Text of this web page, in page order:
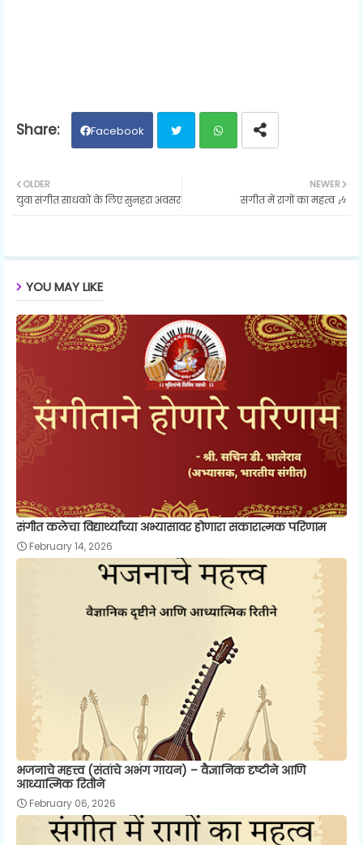
Facebook
ter
NEWER
संगीत में रागों का महत्व 🎶
OLDER
युवा संगीत साधकों के लिए सुनहरा अवसर
YOU MAY LIKE
संगीत कलेचा विद्यार्थ्यांच्या अभ्यासावर होणारा सकारात्मक परिणाम
February 14, 2026
भजनाचे महत्त्व (संतांचे अभंग गायन) – वैज्ञानिक दृष्टीने आणि
आध्यात्मिक रितीने
February 06, 2026